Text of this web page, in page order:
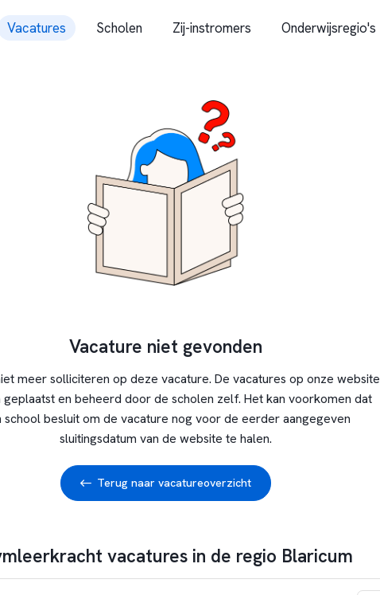
Vacatures Scholen Zij-instromers Onderwijsregio's
Vacature niet gevonden
meer solliciteren op deze vacature. De vacatures op onze website
en beheerd door de scholen zelf. Het kan voorkomen dat
school besluit om de vacature nog voor de eerder aangegeven
sluitingsdatum van de website te halen.
Terug naar vacatureoverzicht
vacatures in de regio Blaricum